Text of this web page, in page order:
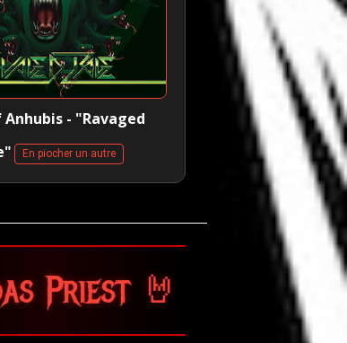
Anhubis - "Ravaged
En piocher un autre